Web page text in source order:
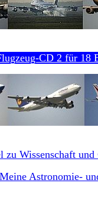
CD 2 für 18
zu Wissenschaft
Meine Astronomie-